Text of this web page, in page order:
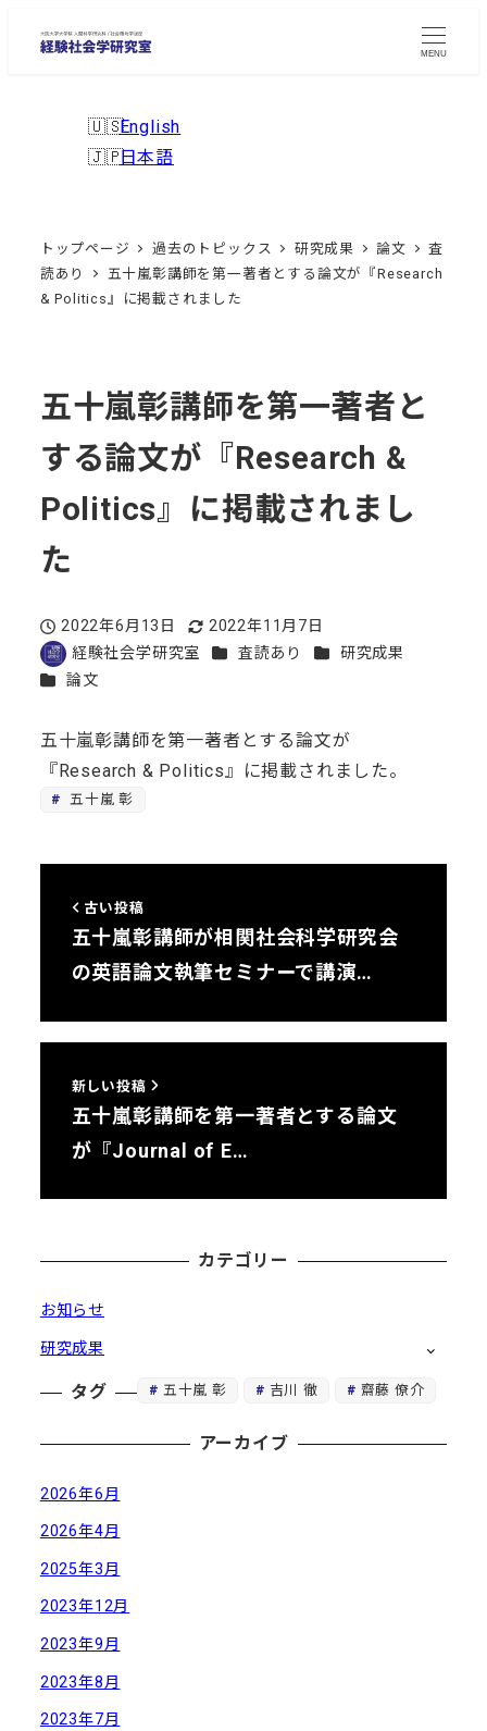
MENU
English
日本語
トップページ 過去のトピックス 研究成果 論文
査
読あり
五十嵐彰講師を第一著者とする論文が『Research
& Politics』に掲載されました
五十嵐彰講師を第一著者と
する論文が『Research &
Politics』に掲載されまし
た
投稿日
2022年6月13日
更新日
2022年11月7日
著
者
経験社会学研究室 カテゴリー
査読あり カテゴリー
研究成果
カテゴリー
論文
五十嵐彰講師を第一著者とする論文が
『Research & Politics』に掲載されました。
五十嵐 彰
古い投稿
五十嵐彰講師が相関社会科学研究会
の英語論文執筆セミナーで講演…
新しい投稿
五十嵐彰講師を第一著者とする論文
が『Journal of E…
カテゴリー
お知らせ
研究成果
タグ 五十嵐 彰 吉川 徹 齋藤 僚介
アーカイブ
2026年6月
2026年4月
2025年3月
2023年12月
2023年9月
2023年8月
2023年7月